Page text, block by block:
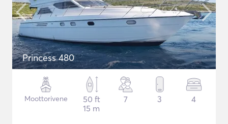
Princess 480
Moottorivene
50 ft
15 m
7 3 4